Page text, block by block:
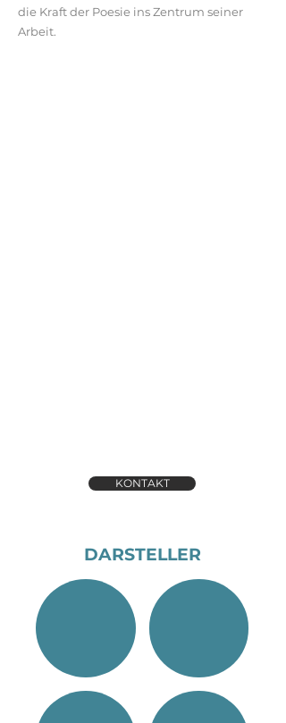
die Kraft der Poesie ins Zentrum seiner
Arbeit.
KONTAKT
DARSTELLER